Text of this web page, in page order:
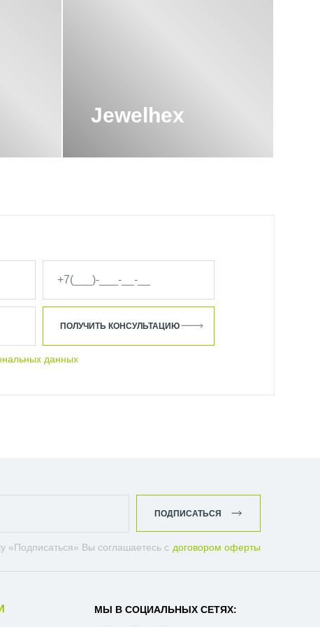
к
с
и
а
потребителей.
Jewelhex
данных
ПОЛУЧИТЬ КОНСУЛЬТАЦИЮ
«Подписаться» Вы соглашаетесь с договором оферты
ПОДПИСАТЬСЯ
МЫ В СОЦИАЛЬНЫХ СЕТЯХ: